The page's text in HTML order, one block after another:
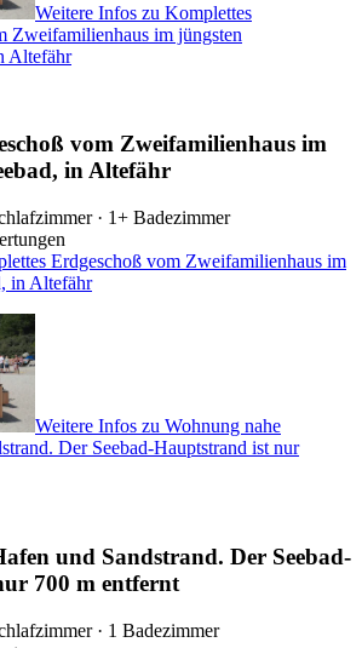
Weitere Infos zu Komplettes
Zweifamilienhaus im jüngsten
Altefähr
vom Zweifamilienhaus im
in Altefähr
· 1+ Badezimmer
Erdgeschoß vom Zweifamilienhaus im
in Altefähr
Weitere Infos zu Wohnung nahe
Der Seebad-Hauptstrand ist nur
und Sandstrand. Der Seebad-
700 m entfernt
· 1 Badezimmer